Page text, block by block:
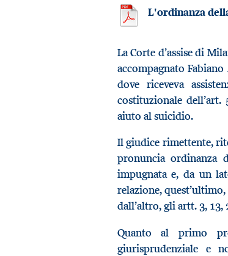
L'ordinanza
La Corte d’assise di
accompagnato
dove riceveva
costituzionale
aiuto al suicidio.
Il giudice rimettente,
pronuncia ordinanza
impugnata e, da un
relazione,
dall’altro, gli artt. 3, 13,
Quanto al primo
giurisprudenziale e